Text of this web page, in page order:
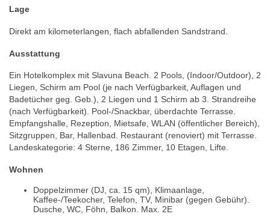
Lage
Direkt am kilometerlangen, flach abfallenden Sandstrand.
Ausstattung
Ein Hotelkomplex mit Slavuna Beach. 2 Pools, (Indoor/Outdoor), 2
Liegen, Schirm am Pool (je nach Verfügbarkeit, Auflagen und
Badetücher geg. Geb.), 2 Liegen und 1 Schirm ab 3. Strandreihe
(nach Verfügbarkeit). Pool-/Snackbar, überdachte Terrasse.
Empfangshalle, Rezeption, Mietsafe, WLAN (öffentlicher Bereich),
Sitzgruppen, Bar, Hallenbad. Restaurant (renoviert) mit Terrasse.
Landeskategorie: 4 Sterne, 186 Zimmer, 10 Etagen, Lifte.
Wohnen
Doppelzimmer (DJ, ca. 15 qm), Klimaanlage,
Kaffee-/Teekocher, Telefon, TV, Minibar (gegen Gebühr).
Dusche, WC, Föhn, Balkon. Max. 2E